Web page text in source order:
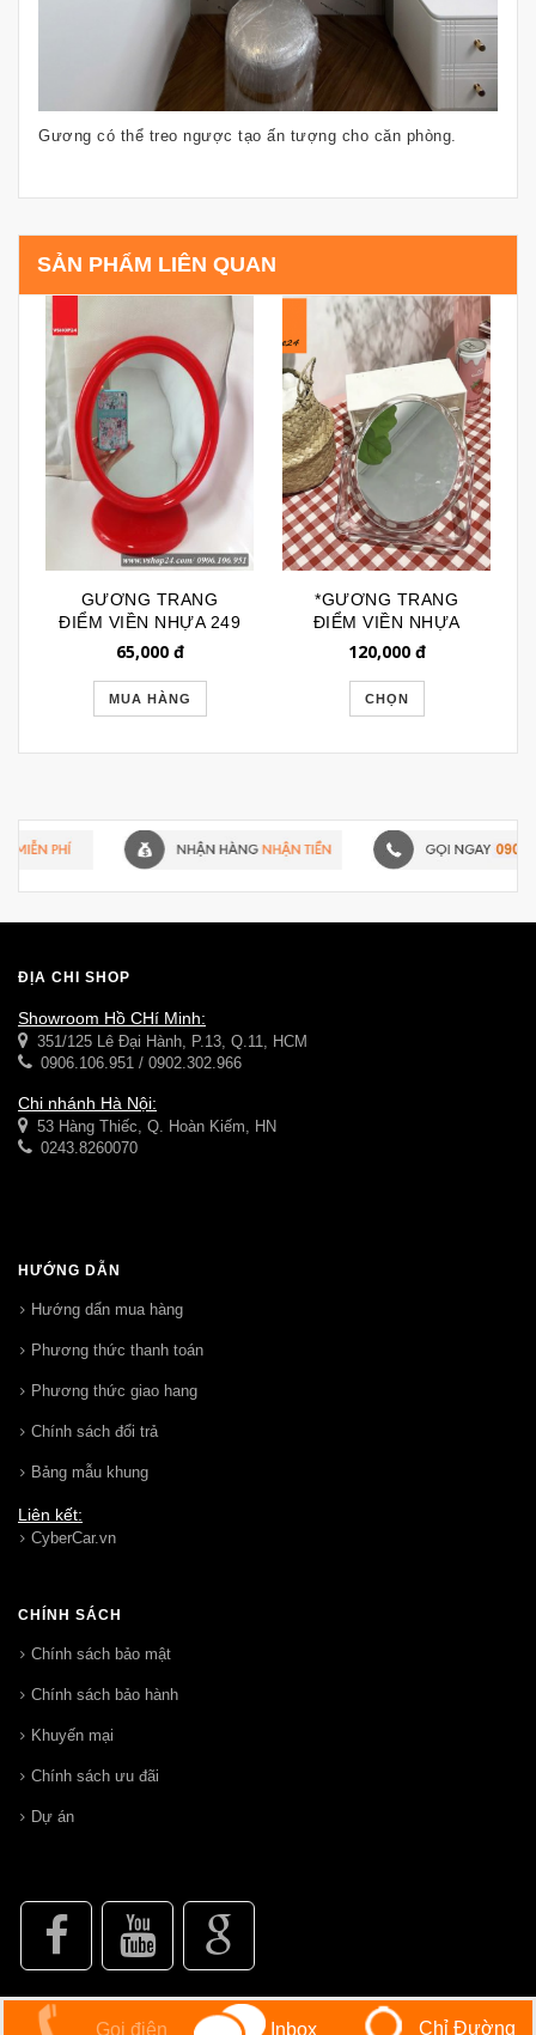
Gương có thể treo ngược tạo ấn tượng cho căn phòng.
SẢN PHẨM LIÊN QUAN
GƯƠNG TRANG
ĐIỂM VIỀN NHỰA 249
65,000đ
MUA HÀNG
*GƯƠNG TRANG
ĐIỂM VIỀN NHỰA
TRONG NHẬT BẢN
GTD063
120,000đ
CHỌN
ĐỊA CHỈ SHOP
Showroom Hồ CHí Minh:
351/125 Lê Đại Hành, P.13, Q.11, HCM
0906.106.951 / 0902.302.966
Chi nhánh Hà Nội:
53 Hàng Thiếc, Q. Hoàn Kiếm, HN
0243.8260070
HƯỚNG DẪN
Hướng dẩn mua hàng
Phương thức thanh toán
Phương thức giao hang
Chính sách đổi trả
Bảng mẫu khung
Liên kết:
CyberCar.vn
CHÍNH SÁCH
Chính sách bảo mật
Chính sách bảo hành
Khuyến mại
Chính sách ưu đãi
Dự án
Gọi điện Inbox Chỉ Đường